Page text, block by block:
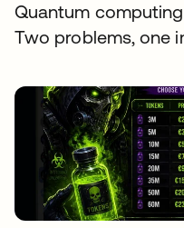
Quantum
Two problems, one